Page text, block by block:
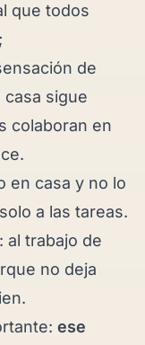
que todos
de
casa sigue
colaboran en
en casa y no lo
a las tareas.
al trabajo de
no deja
ese